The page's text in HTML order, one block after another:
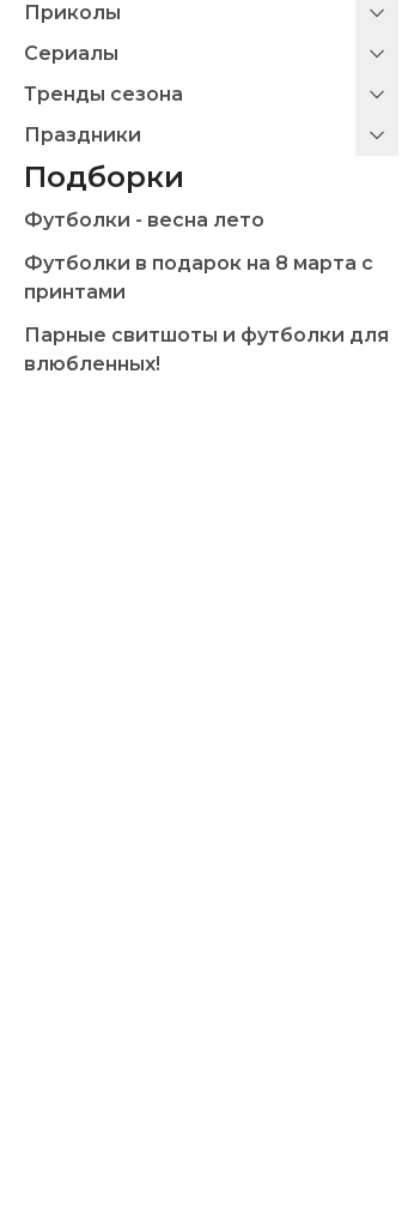
Приколы
Сериалы
Тренды сезона
Праздники
Подборки
Футболки - весна лето
Футболки в подарок на 8 марта с
принтами
Парные свитшоты и футболки для
влюбленных!